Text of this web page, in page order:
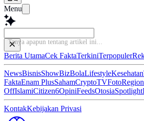
Menu
Tanya apapun tentang ar
Berita UtamaCek FaktaTerkiniTerpopuler
NewsBisnisShowBizBolaLifestyleKesehatan
FaktaEnam PlusSahamCryptoTVFoto
OffIslamiCitizen6OpiniFeedsOtosiaSpotlight
KontakKebijakan Privasi